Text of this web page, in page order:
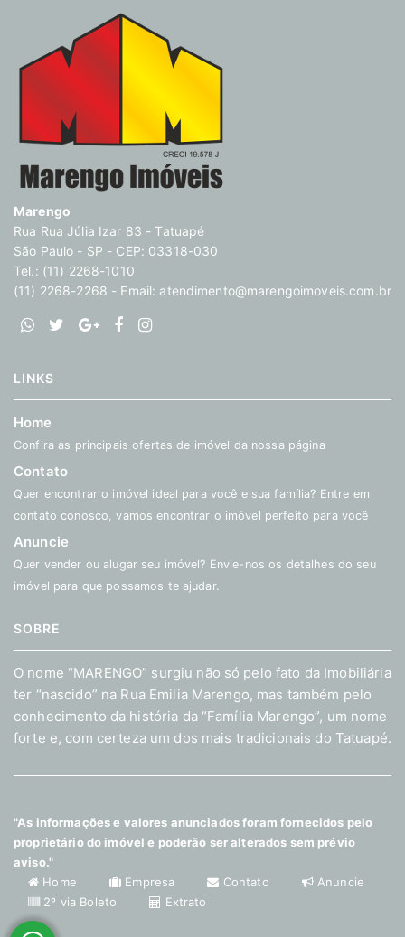
Marengo
Rua Rua Júlia Izar 83 - Tatuapé
São Paulo - SP - CEP: 03318-030
Tel.: (11) 2268-1010
(11) 2268-2268 - Email: atendimento@marengoimoveis.com.br
LINKS
Home
Confira as principais ofertas de imóvel da nossa página
Contato
Quer encontrar o imóvel ideal para você e sua família? Entre em
contato conosco, vamos encontrar o imóvel perfeito para você
Anuncie
Quer vender ou alugar seu imóvel? Envie-nos os detalhes do seu
imóvel para que possamos te ajudar.
SOBRE
O nome “MARENGO” surgiu não só pelo fato da Imobiliária
ter “nascido” na Rua Emilia Marengo, mas também pelo
conhecimento da história da “Família Marengo”, um nome
forte e, com certeza um dos mais tradicionais do Tatuapé.
"As informações e valores anunciados foram fornecidos pelo
proprietário do imóvel e poderão ser alterados sem prévio
aviso."
Home
Empresa Contato
Anuncie
2º via Boleto
Extrato